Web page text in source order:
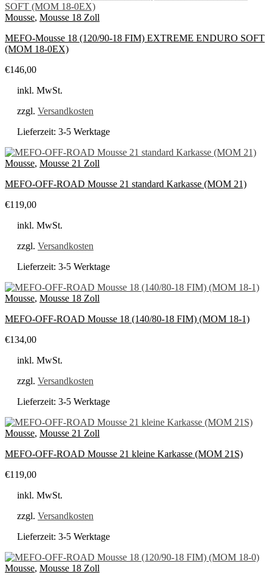
Mousse, Mousse 18 Zoll
MEFO-Mousse 18 (120/90-18 FIM) EXTREME ENDURO SOFT
(MOM 18-0EX)
€146,00
inkl. MwSt.
zzgl. Versandkosten
Lieferzeit: 3-5 Werktage
Mousse, Mousse 21 Zoll
MEFO-OFF-ROAD Mousse 21 standard Karkasse (MOM 21)
€119,00
inkl. MwSt.
zzgl. Versandkosten
Lieferzeit: 3-5 Werktage
Mousse, Mousse 18 Zoll
MEFO-OFF-ROAD Mousse 18 (140/80-18 FIM) (MOM 18-1)
€134,00
inkl. MwSt.
zzgl. Versandkosten
Lieferzeit: 3-5 Werktage
Mousse, Mousse 21 Zoll
MEFO-OFF-ROAD Mousse 21 kleine Karkasse (MOM 21S)
€119,00
inkl. MwSt.
zzgl. Versandkosten
Lieferzeit: 3-5 Werktage
Mousse, Mousse 18 Zoll